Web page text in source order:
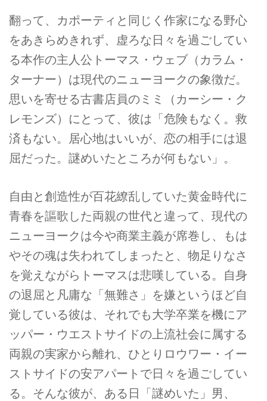
翻って、カポーティと同じく作家になる野心
をあきらめきれず、虚ろな日々を過ごしてい
る本作の主人公トーマス・ウェブ（カラム・
ターナー）は現代のニューヨークの象徴だ。
思いを寄せる古書店員のミミ（カーシー・ク
レモンズ）にとって、彼は「危険もなく。救
済もない。居心地はいいが、恋の相手には退
屈だった。謎めいたところが何もない」。
自由と創造性が百花繚乱していた黄金時代に
青春を謳歌した両親の世代と違って、現代の
ニューヨークは今や商業主義が席巻し、もは
やその魂は失われてしまったと、物足りなさ
を覚えながらトーマスは悲嘆している。自身
の退屈と凡庸な「無難さ」を嫌というほど自
覚している彼は、それでも大学卒業を機にア
ッパー・ウエストサイドの上流社会に属する
両親の実家から離れ、ひとりロウワー・イー
ストサイドの安アパートで日々を過ごしてい
る。そんな彼が、ある日「謎めいた」男、